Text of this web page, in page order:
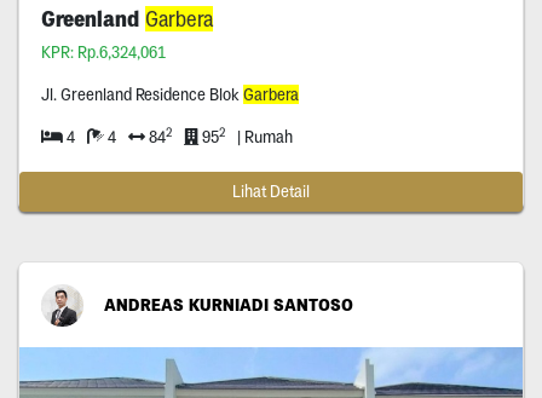
Greenland Garbera
KPR: Rp.6,324,061
Jl. Greenland Residence BlokGarbera
4 4 842 952 | Rumah
Lihat Detail
ANDREAS KURNIADI SANTOSO